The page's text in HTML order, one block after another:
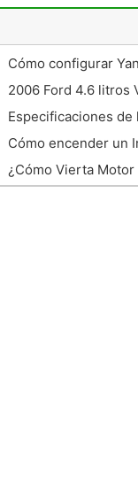
Cómo configurar
2006 Ford 4.6 litros
detalladas
Especificaciones
Cómo encender un
noche
¿Cómo Vierta Motor